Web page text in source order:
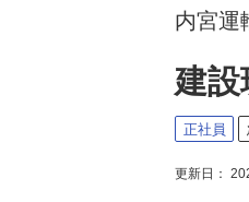
内宮運
建
正社員
更新日：